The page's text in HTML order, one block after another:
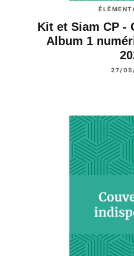
Kit et Siam CP -
Album 1
27/